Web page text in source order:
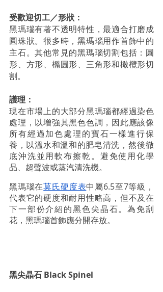
受歡迎切工／形狀：
黑瑪瑙有著不透明特性，最適合打磨成
圓珠狀。很多時，黑瑪瑙用作首飾中的
主石。其他常見的黑瑪瑙切割包括：圓
形、方形、橢圓形、三角形和橄欖形切
割。
護理：
現在市場上的大部分黑瑪瑙都經過染色
處理，以增強其黑色色調，因此應該像
所有經過加色處理的寶石一樣進行保
養，以溫水和溫和的肥皂清洗，然後​​徹
底沖洗並用軟布擦乾。避免使用化學
品、超聲波或蒸汽清洗機。
黑瑪瑙在莫氏硬度表中屬6.5至7等級，
代表它的硬度和耐用性略高，但不及在
下一部份介紹的黑色尖晶石。為免刮
花，黑瑪瑙首飾應分開存放。
黑尖晶石 Black Spinel